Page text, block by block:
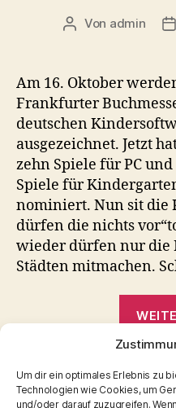
Um dir ein optimales Erlebnis zu
Technologien wie Cookies, um
und/oder darauf zuzugreifen.
Beitragsautor
Von admin
Am 16. Oktober
Frankfurter
deutschen
ausgezeichnet. Jetzt
zehn Spiele für PC
Spiele für
nominiert. Nun sit die
dürfen die nichts
wieder dürfen nur die
Städten mitmachen.
Schlagwörter
KIndersoftwarepreis,